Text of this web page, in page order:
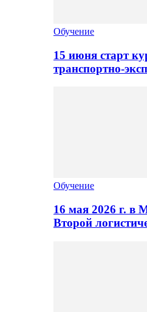
Обучение
15 июня старт
транспортно-
Обучение
16 мая 2026 г. в
Второй